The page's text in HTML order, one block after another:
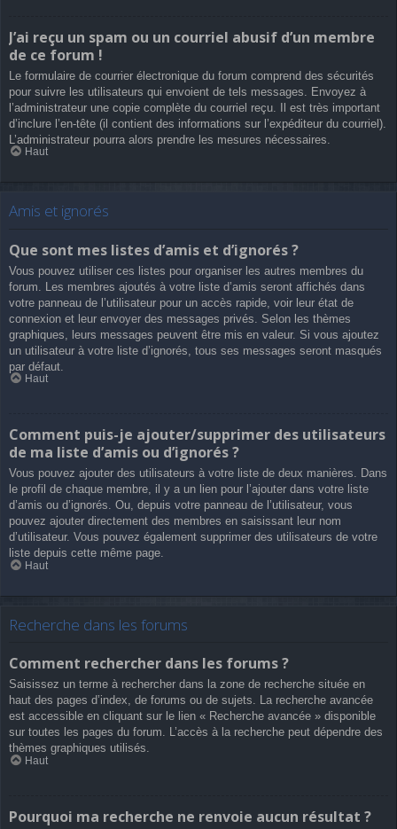
J’ai reçu un spam ou un courriel abusif d’un membre
de ce forum !
Le formulaire de courrier électronique du forum comprend des sécurités
pour suivre les utilisateurs qui envoient de tels messages. Envoyez à
l’administrateur une copie complète du courriel reçu. Il est très important
d’inclure l’en-tête (il contient des informations sur l’expéditeur du courriel).
L’administrateur pourra alors prendre les mesures nécessaires.
Haut
Amis et ignorés
Que sont mes listes d’amis et d’ignorés ?
Vous pouvez utiliser ces listes pour organiser les autres membres du
forum. Les membres ajoutés à votre liste d’amis seront affichés dans
votre panneau de l’utilisateur pour un accès rapide, voir leur état de
connexion et leur envoyer des messages privés. Selon les thèmes
graphiques, leurs messages peuvent être mis en valeur. Si vous ajoutez
un utilisateur à votre liste d’ignorés, tous ses messages seront masqués
par défaut.
Haut
Comment puis-je ajouter/supprimer des utilisateurs
de ma liste d’amis ou d’ignorés ?
Vous pouvez ajouter des utilisateurs à votre liste de deux manières. Dans
le profil de chaque membre, il y a un lien pour l’ajouter dans votre liste
d’amis ou d’ignorés. Ou, depuis votre panneau de l’utilisateur, vous
pouvez ajouter directement des membres en saisissant leur nom
d’utilisateur. Vous pouvez également supprimer des utilisateurs de votre
liste depuis cette même page.
Haut
Recherche dans les forums
Comment rechercher dans les forums ?
Saisissez un terme à rechercher dans la zone de recherche située en
haut des pages d’index, de forums ou de sujets. La recherche avancée
est accessible en cliquant sur le lien « Recherche avancée » disponible
sur toutes les pages du forum. L’accès à la recherche peut dépendre des
thèmes graphiques utilisés.
Haut
Pourquoi ma recherche ne renvoie aucun résultat ?